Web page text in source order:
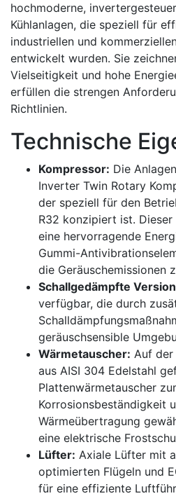
hochmoderne,
Kühlanlagen, die speziell für
industriellen und
entwickelt wurden. Sie
Vielseitigkeit und hohe
erfüllen die strengen
Richtlinien.
Technische
Kompressor: Die
Inverter Twin Rotary
der speziell für den
R32 konzipiert ist.
eine hervorragende
Gummi-
die Geräuschemissionen
Schallgedämpfte
verfügbar, die durch
geräuschsensible
Wärmetauscher: Auf
aus AISI 304 Edelstahl
Plattenwärmetauscher
Korrosionsbeständigkeit
Wärmeübertragung
eine elektrische
Lüfter: Axiale Lüfter mit
optimierten Flügeln und
für eine effiziente